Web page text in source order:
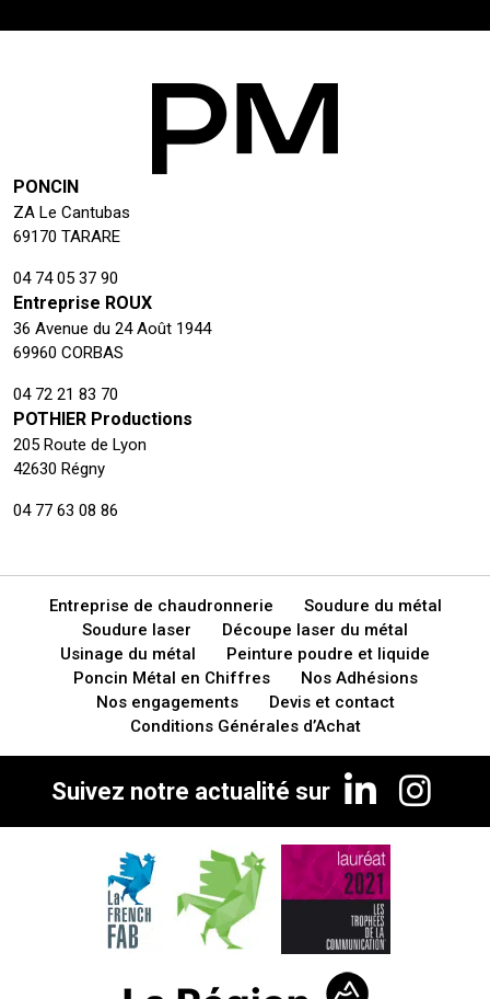
PONCIN
ZA Le Cantubas
69170 TARARE
04 74 05 37 90
Entreprise ROUX
36 Avenue du 24 Août 1944
69960 CORBAS
04 72 21 83 70
POTHIER Productions
205 Route de Lyon
42630 Régny
04 77 63 08 86
Entreprise de chaudronnerie
Soudure du métal
Soudure laser
Découpe laser du métal
Usinage du métal
Peinture poudre et liquide
Poncin Métal en Chiffres
Nos Adhésions
Nos engagements
Devis et contact
Conditions Générales d’Achat
Suivez notre actualité sur